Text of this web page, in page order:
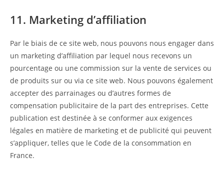
11. Marketing d’affiliation
Par le biais de ce site web, nous pouvons nous engager dans
un marketing d’affiliation par lequel nous recevons un
pourcentage ou une commission sur la vente de services ou
de produits sur ou via ce site web. Nous pouvons également
accepter des parrainages ou d’autres formes de
compensation publicitaire de la part des entreprises. Cette
publication est destinée à se conformer aux exigences
légales en matière de marketing et de publicité qui peuvent
s’appliquer, telles que le Code de la consommation en
France.